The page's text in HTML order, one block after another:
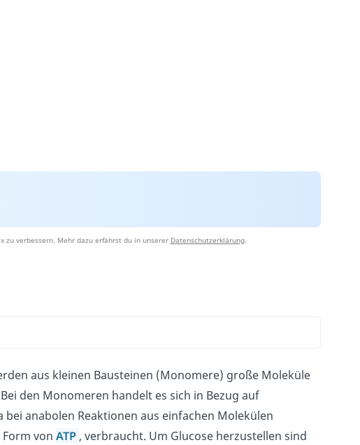
zu verbessern. Mehr dazu erfährst du in unserer Datenschutzerklärung.
aus kleinen Bausteinen (Monomere) große Moleküle
den Monomeren handelt es sich in Bezug auf
bei anabolen Reaktionen aus einfachen Molekülen
von ATP , verbraucht. Um Glucose herzustellen sind